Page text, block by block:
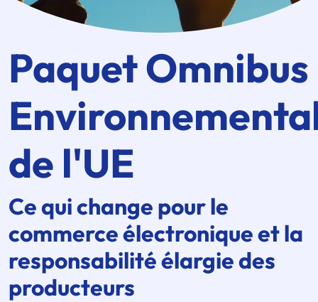
Paquet Omnibus
de l'UE
Ce qui change pour le
commerce électronique et la
responsabilité élargie des
producteurs